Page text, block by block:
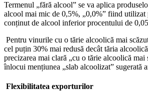
Termenul „fără alcool” se va aplica
alcool mai mic de 0,5%, „0,0%” fiind utilizat
conținut de alcool inferior procentului de
Pentru vinurile cu o tărie alcoolică mai
cel puțin 30% mai redusă decât tăria
precizarea mai clară „cu o tărie alcoolică mai
înlocui mențiunea „slab alcoolizat” sugerată
Flexibilitatea exporturilor